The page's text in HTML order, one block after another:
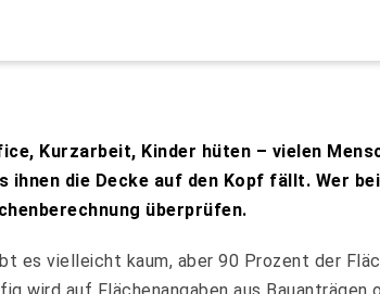
Kurzarbeit, Kinder hüten – vielen
ihnen die Decke auf den Kopf fällt. Wer
überprüfen.
es vielleicht kaum, aber 90 Prozent der